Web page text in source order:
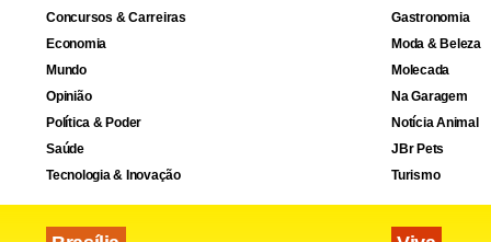
orienta os
Como parte
Estudante
dedicada
O material
Concursos & Carreiras
Economia
Mundo
Opinião
Política & Poder
Saúde
Tecnologia & Inovação
Gastronomia
Moda & Beleza
Molecada
Na Garagem
Notícia Animal
JBr Pets
Turismo